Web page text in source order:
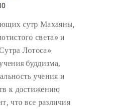
сутр Махаяны,
света» и
Лотоса»
буддизма,
учения и
к достижению
что все различия